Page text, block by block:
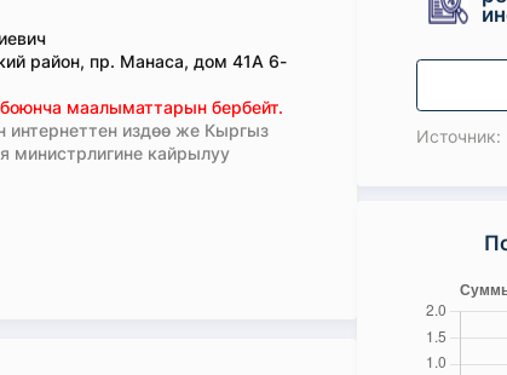
район, пр. Манаса, дом 41А 6-
маалыматтарын бербейт.
издөө же Кыргыз
министрлигине кайрылуу
Источник: